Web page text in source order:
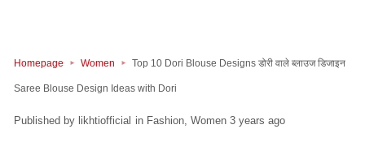
Homepage Women Top 10 Dori Blouse Designs डोरी वाले ब्लाउज डिजाइन
Saree Blouse Design Ideas with Dori
likhtiofficial in Fashion Women 3 years ago